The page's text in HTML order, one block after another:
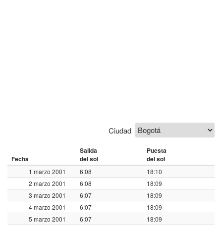
Ciudad
Fecha
Salida
del sol
Puesta
del sol
1 marzo 2001 6:08
18:10
2 marzo 2001
6:08
18:09
3 marzo 2001
6:07
18:09
4 marzo 2001
6:07
18:09
5 marzo 2001
6:07
18:09